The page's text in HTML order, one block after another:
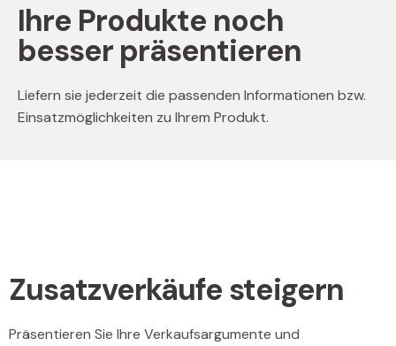
Ihre Produkte noch
besser präsentieren
Liefern sie jederzeit die passenden Informationen bzw.
Einsatzmöglichkeiten zu Ihrem Produkt.
Zusatzverkäufe steigern
Präsentieren Sie Ihre Verkaufsargumente und